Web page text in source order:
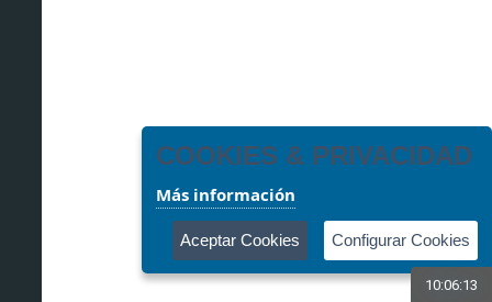
10:06:14
COOKIES & PRIVACIDAD
Más información
Aceptar Cookies Configurar Cookies